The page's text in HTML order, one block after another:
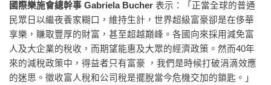
國際樂施會總幹事 Gabriela Bucher 表示：「正當全球的普通
民眾日以繼夜養家糊口，維持生計，世界超級富豪卻是在侈華
享樂，賺取豐厚的財富，甚至超越巔峰。各國向來採用減免富
人及大企業的稅收，而期望能惠及大眾的經濟政策。然而40年
來的減稅政策中，得益者只有富豪 ，我們是時候打破涓滴效應
的迷思。徵收富人稅和公司稅是擺脫當今危機交加的鎖匙。」